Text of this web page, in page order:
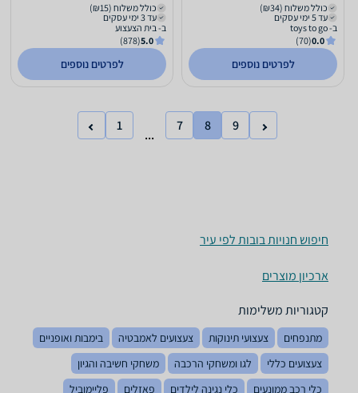
כולל משלוח (₪34)
עד 5 ימי עסקים
ב- toys to go
0.0
(70)
לפרטים נוספים
כולל משלוח (₪15)
עד 3 ימי עסקים
ב- בית הצעצוע
5.0
(878)
לפרטים נוספים
1
...
7 8 9
חיפוש חנויות בובות לפי עיר
ארכיון מוצרים
קטגוריות משלימות
מתנפחים צעצועי תינוקות צעצועים לאמבטיה
בימבות ואופניים
צעצועים כללי
לגו ומשחקי הרכבה
משחקי חשיבה והגיון
כלי רכב ממונעים
כלי נגינה לילדים פאזלים פליימוביל